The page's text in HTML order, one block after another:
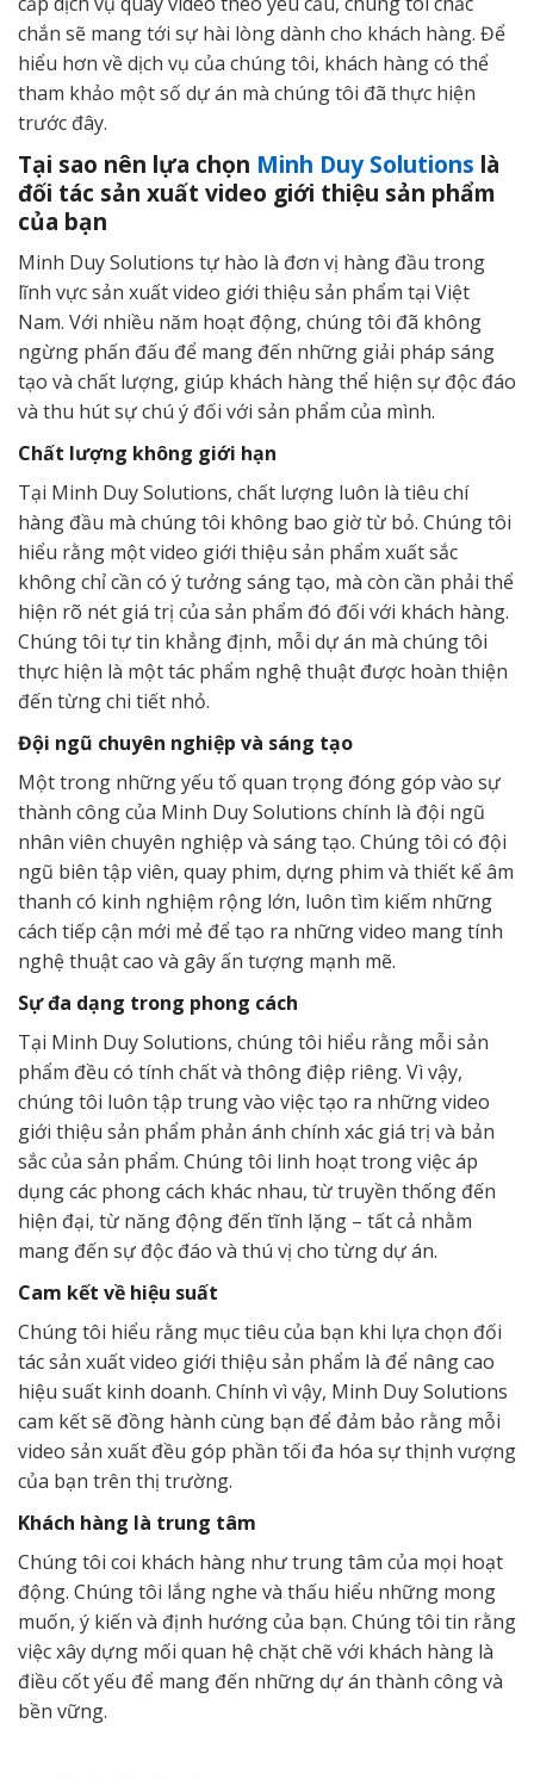
chắn sẽ mang tới sự hài lòng dành cho khách hàng. Để
hiểu hơn về dịch vụ của chúng tôi, khách hàng có thể
tham khảo một số dự án mà chúng tôi đã thực hiện
trước đây.
Tại sao nên lựa chọn Minh Duy Solutions là
đối tác sản xuất video giới thiệu sản phẩm
của bạn
Minh Duy Solutions tự hào là đơn vị hàng đầu trong
lĩnh vực sản xuất video giới thiệu sản phẩm tại Việt
Nam. Với nhiều năm hoạt động, chúng tôi đã không
ngừng phấn đấu để mang đến những giải pháp sáng
tạo và chất lượng, giúp khách hàng thể hiện sự độc đáo
và thu hút sự chú ý đối với sản phẩm của mình.
Chất lượng không giới hạn
Tại Minh Duy Solutions, chất lượng luôn là tiêu chí
hàng đầu mà chúng tôi không bao giờ từ bỏ. Chúng tôi
hiểu rằng một video giới thiệu sản phẩm xuất sắc
không chỉ cần có ý tưởng sáng tạo, mà còn cần phải thể
hiện rõ nét giá trị của sản phẩm đó đối với khách hàng.
Chúng tôi tự tin khẳng định, mỗi dự án mà chúng tôi
thực hiện là một tác phẩm nghệ thuật được hoàn thiện
đến từng chi tiết nhỏ.
Đội ngũ chuyên nghiệp và sáng tạo
Một trong những yếu tố quan trọng đóng góp vào sự
thành công của Minh Duy Solutions chính là đội ngũ
nhân viên chuyên nghiệp và sáng tạo. Chúng tôi có đội
ngũ biên tập viên, quay phim, dựng phim và thiết kế âm
thanh có kinh nghiệm rộng lớn, luôn tìm kiếm những
cách tiếp cận mới mẻ để tạo ra những video mang tính
nghệ thuật cao và gây ấn tượng mạnh mẽ.
Sự đa dạng trong phong cách
Tại Minh Duy Solutions, chúng tôi hiểu rằng mỗi sản
phẩm đều có tính chất và thông điệp riêng. Vì vậy,
chúng tôi luôn tập trung vào việc tạo ra những video
giới thiệu sản phẩm phản ánh chính xác giá trị và bản
sắc của sản phẩm. Chúng tôi linh hoạt trong việc áp
dụng các phong cách khác nhau, từ truyền thống đến
hiện đại, từ năng động đến tĩnh lặng – tất cả nhằm
mang đến sự độc đáo và thú vị cho từng dự án.
Cam kết về hiệu suất
Chúng tôi hiểu rằng mục tiêu của bạn khi lựa chọn đối
tác sản xuất video giới thiệu sản phẩm là để nâng cao
hiệu suất kinh doanh. Chính vì vậy, Minh Duy Solutions
cam kết sẽ đồng hành cùng bạn để đảm bảo rằng mỗi
video sản xuất đều góp phần tối đa hóa sự thịnh vượng
của bạn trên thị trường.
Khách hàng là trung tâm
Chúng tôi coi khách hàng như trung tâm của mọi hoạt
động. Chúng tôi lắng nghe và thấu hiểu những mong
muốn, ý kiến và định hướng của bạn. Chúng tôi tin rằng
việc xây dựng mối quan hệ chặt chẽ với khách hàng là
điều cốt yếu để mang đến những dự án thành công và
bền vững.